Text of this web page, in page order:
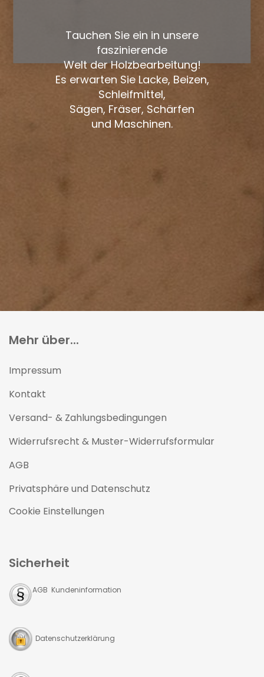
Tauchen Sie ein in unsere
faszinierende
Welt der Holzbearbeitung!
Es erwarten Sie Lacke, Beizen,
Schleifmittel,
Sägen, Fräser, Schärfen
und Maschinen.
Mehr über...
Impressum
Kontakt
Versand- & Zahlungsbedingungen
Widerrufsrecht & Muster-Widerrufsformular
AGB
Privatsphäre und Datenschutz
Cookie Einstellungen
Sicherheit
AGB Kundeninformation
Datenschutzerklärung